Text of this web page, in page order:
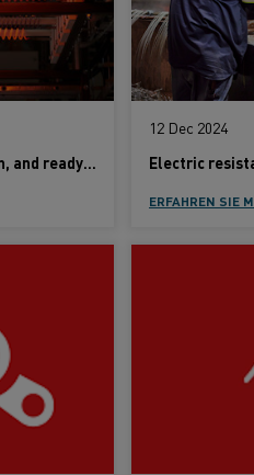
Kanthal alloys: Tested, proven, and ready to stand the test of time
12 Dec 2024
ERFAHREN SIE